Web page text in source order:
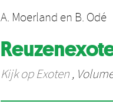
A. Moerland en B. Odé
Kijk op Exoten,